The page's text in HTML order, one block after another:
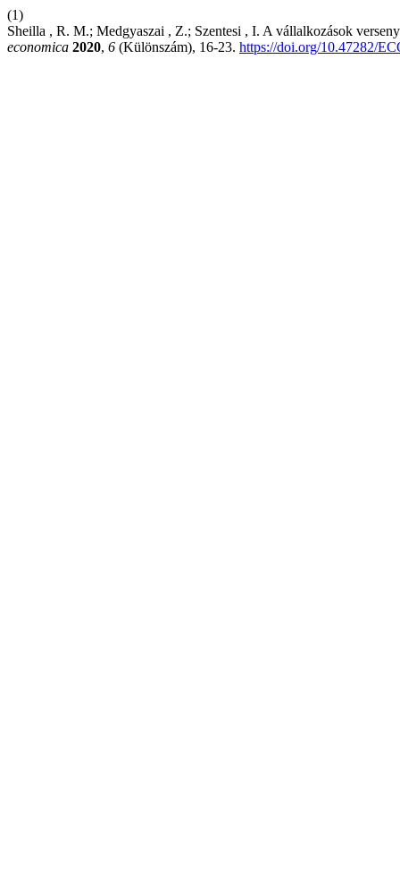
(1)
Sheilla , R. M.; Medgyaszai , Z.; Szentesi , I. A vállalkozások
economica 2020, 6 (Különszám), 16-23. https://doi.org/10.47282/